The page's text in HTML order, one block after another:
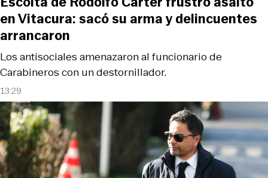
13:29
Los antisociales amenazaron al funcionario de
Carabineros con un destornillador.
en Vitacura: sacó su arma y delincuentes
arrancaron